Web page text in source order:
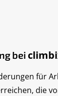
bei
für
die